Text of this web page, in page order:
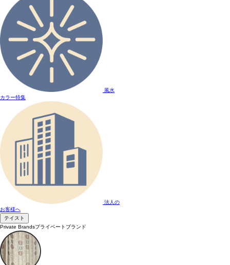
風水
カラー特集
法人の
お客様へ
テイスト
Private Brandsプライベートブランド